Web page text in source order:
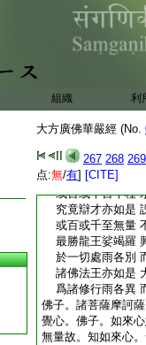
組織 利
大方廣佛華嚴經 (No.
267 268 269
点:無/有] [CITE]
一切智音亦如是
隨諸衆生行不同
譬如無熱大龍王
能令生善滅諸惡
譬如摩那斯龍王
待諸衆生作務竟
十力演義亦如是
然後爲説甚深法
大莊嚴龍於海中
或百或千百千種
究竟辯才亦如是
或百或千至無量
最勝龍王娑竭羅
於一切處雨各別
諸佛法王亦如是
爲諸修行雨各異
佛子。諸菩薩摩訶
覺心。佛子。如來
無量故。知如來心